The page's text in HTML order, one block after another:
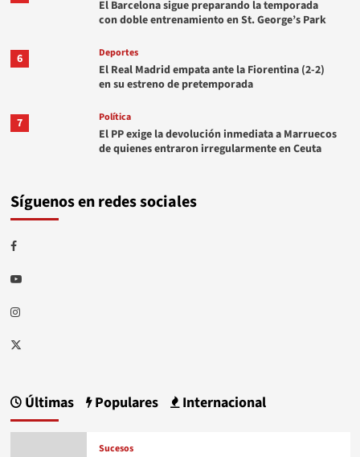
El Barcelona sigue preparando la temporada
con doble entrenamiento en St. George’s Park
6 Deportes
El Real Madrid empata ante la Fiorentina (2-2)
en su estreno de pretemporada
7 Política
El PP exige la devolución inmediata a Marruecos
de quienes entraron irregularmente en Ceuta
Síguenos en redes sociales
Facebook
Youtube
Instagram
Twitter
Últimas Populares Internacional
Sucesos